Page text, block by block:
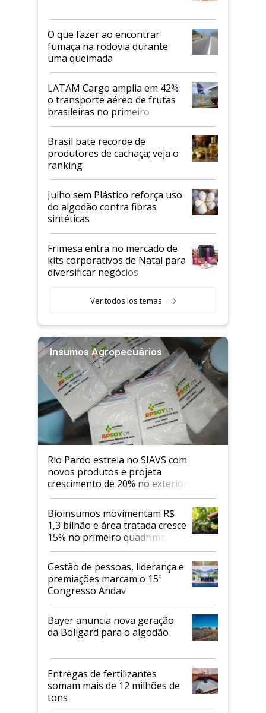
O que fazer ao encontrar
fumaça na rodovia durante
uma queimada
LATAM Cargo amplia em 42%
o transporte aéreo de frutas
brasileiras no primeiro
semestre
Brasil bate recorde de
produtores de cachaça; veja o
ranking
Julho sem Plástico reforça uso
do algodão contra fibras
sintéticas
Frimesa entra no mercado de
kits corporativos de Natal para
diversificar negócios
Ver todos los temas
Insumos Agropecuários
Rio Pardo estreia no SIAVS com
novos produtos e projeta
crescimento de 20% no exterior
Bioinsumos movimentam R$
1,3 bilhão e área tratada cresce
15% no primeiro quadrimestre
de 2026
Gestão de pessoas, liderança e
premiações marcam o 15º
Congresso Andav
Bayer anuncia nova geração
da Bollgard para o algodão
Entregas de fertilizantes
somam mais de 12 milhões de
tons